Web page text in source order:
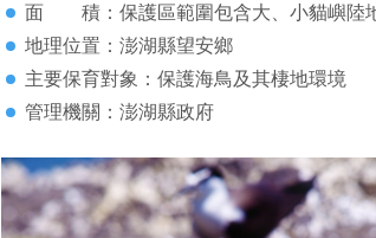
面 積：保護區範圍包含大、小貓嶼陸
地理位置：澎湖縣望安鄉
主要保育對象：保護海鳥及其棲地環境
管理機關：澎湖縣政府